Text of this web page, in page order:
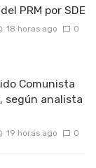
PRM por SDE
18 horas ago 0
Comunista
según analista
19 horas ago 0